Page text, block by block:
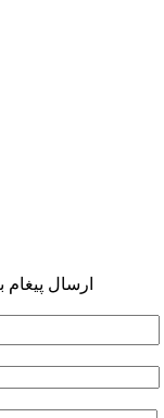
ارسال پیغام